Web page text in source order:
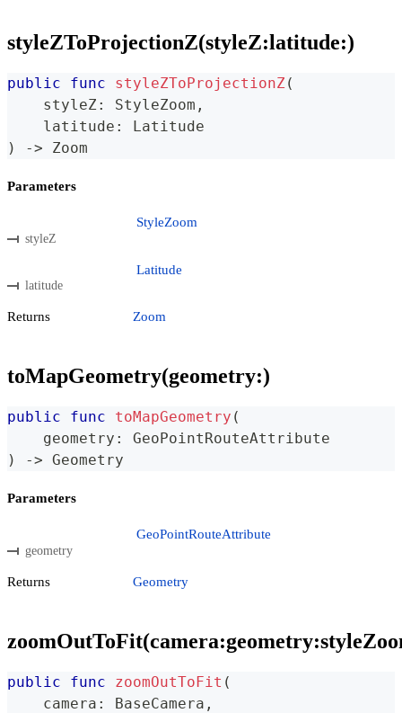
styleZToProjectionZ(styleZ:latitude:)
public func styleZToProjectionZ(
    styleZ
: StyleZoom ,
    latitude
:
Latitude
)
-> Zoom
Parameters
styleZ
StyleZoom
latitude
Latitude
Returns Zoom
toMapGeometry(geometry:)
public func toMapGeometry (
    geometry
:
GeoPointRouteAttribute
)
-> Geometry
Parameters
geometry
GeoPointRouteAttribute
Returns Geometry
public func zoomOutToFit (
    camera
: BaseCamera ,